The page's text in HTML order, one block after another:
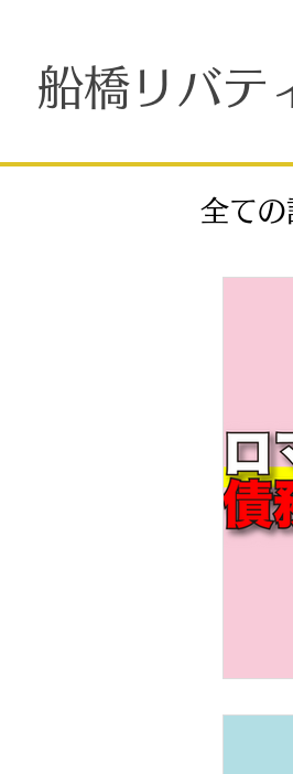
船橋リバテ
全ての
返